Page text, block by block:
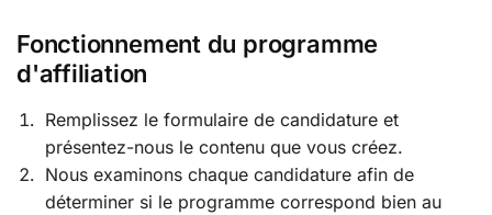
Fonctionnement du programme
d'affiliation
Remplissez le formulaire de candidature et
présentez-nous le contenu que vous créez.
Nous examinons chaque candidature afin de
déterminer si le programme correspond bien au